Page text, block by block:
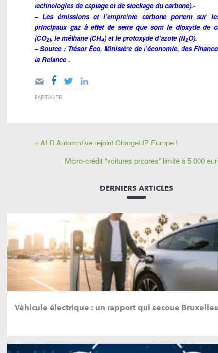
technologies de captage et de stockage du carbone).-
– Les émissions et l’empreinte carbone portent sur
principaux gaz à effet de serre que sont le dioxyde de
(CO2), le méthane (CH4) et le protoxyde d’azote (N2O).
– Source : Trésor Éco, Ministère de l’économie, des
la Relance.
PARTAGER
« ALD Automotive rejoint ChargeUP Europe !
Micro-crédit “voitures propres” limité à 5 000
DERNIERS ARTICLES
Véhicule électrique : un rapport qui secoue